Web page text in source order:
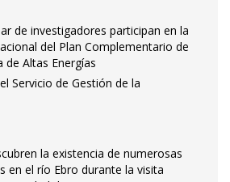
de investigadores participan en la
del Plan Complementario de
de Altas Energías
Servicio de Gestión de la
la existencia de numerosas
en el río Ebro durante la visita